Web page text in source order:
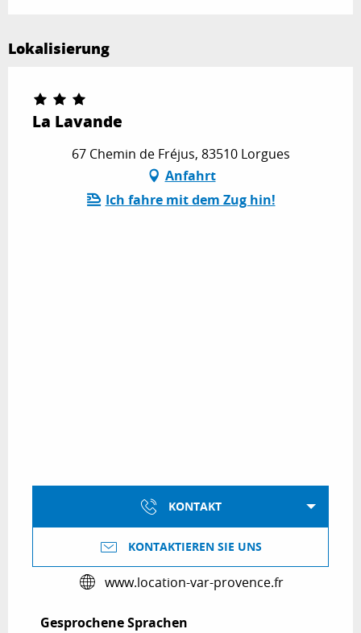
Lokalisierung
La Lavande
67 Chemin de Fréjus, 83510 Lorgues
Anfahrt
Ich fahre mit dem Zug hin!
KONTAKT
KONTAKTIEREN SIE UNS
www.location-var-provence.fr
Gesprochene Sprachen
Gesprochene Sprachen